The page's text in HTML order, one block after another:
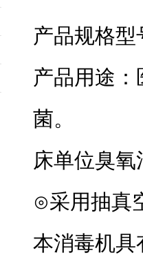
产品规格型
产品用途
菌。
床单位臭氧
⊙采用抽真
本消毒机具有